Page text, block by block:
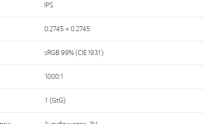
IPS
0.2745 × 0.2745
sRGB 99% (CIE1931)
1000:1
1 (GtG)